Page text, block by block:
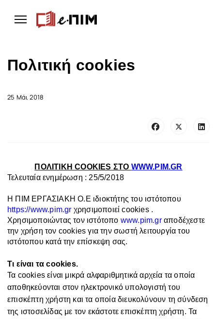
Πολιτική cookies
25 Μάι 2018
ΠΟΛΙΤΙKH COOKIES ΣΤΟ WWW.PIM.GR
Τελευταία ενημέρωση : 25/5/2018
Η ΠΙΜ ΕΡΓΑΣΙΑΚΗ Ο.Ε ιδιοκτήτης του ιστότοπου
https://www.pim.gr χρησιμοποιεί cookies .
Χρησιμοποιώντας τον ιστότοπο www.pim.grαποδέχεστε
την χρήση τον cookies για την σωστή λειτουργία του
ιστότοπου κατά την επίσκεψη σας.
Τι είναι τα cookies.
Τα cookies είναι μικρά αλφαριθμητικά αρχεία τα οποία
αποθηκεύονται στον ηλεκτρονικό υπολογιστή του
επισκέπτη χρήστη και τα οποία διευκολύνουν τη σύνδεση
της ιστοσελίδας με τον εκάστοτε επισκέπτη χρήστη. Τα